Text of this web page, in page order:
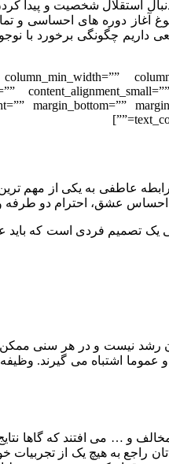
استقلال شخصیت و پیدا
آغاز دوره های احساسی و
چگونگی برخورد با
margin_bottom=””
عاطفی به یکی از مهم ترین
عشق، احترام دو طرفه و
تصمیم فردی است که باید
نیست و در هر سنی ممکن
اشتباه می گیرند. وظیفه
و … می افتند که گاها نتایج
راجع به هیچ یک از تجربیات